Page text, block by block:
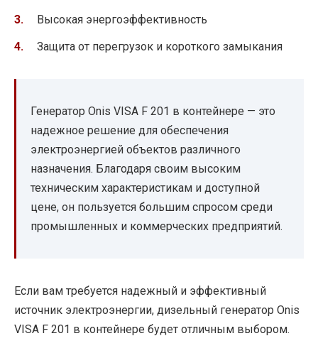
Высокая энергоэффективность
Защита от перегрузок и короткого замыкания
Генератор Onis VISA F 201 в контейнере — это
надежное решение для обеспечения
электроэнергией объектов различного
назначения. Благодаря своим высоким
техническим характеристикам и доступной
цене, он пользуется большим спросом среди
промышленных и коммерческих предприятий.
Если вам требуется надежный и эффективный
источник электроэнергии, дизельный генератор Onis
VISA F 201 в контейнере будет отличным выбором.